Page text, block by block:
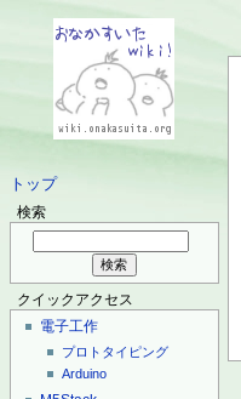
トップ
検索
クイックアクセス
電子工作
プロトタイピング
Arduino